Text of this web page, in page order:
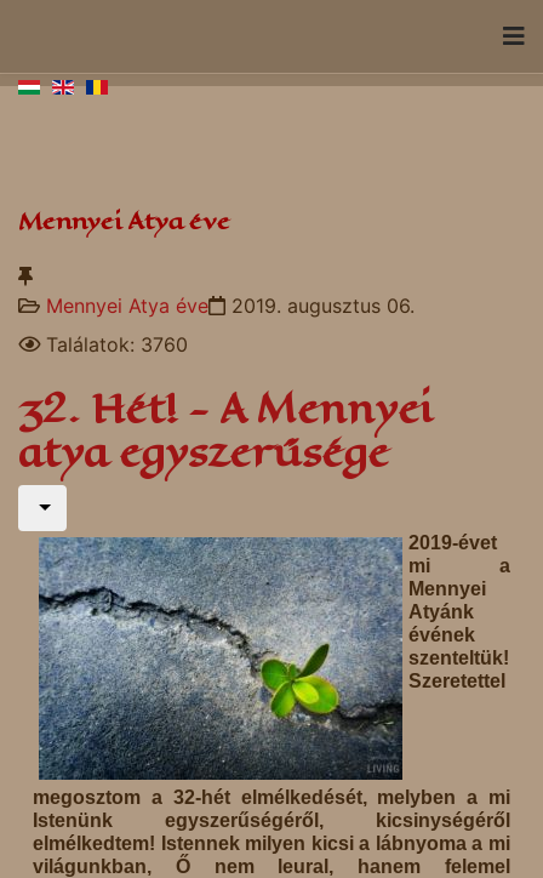
Mennyei Atya éve
Mennyei Atya éve
2019. augusztus 06.
Találatok: 3760
32. Hét! - A Mennyei
atya egyszerűsége
2019-évet
mi a
Mennyei
Atyánk
évének
szenteltük!
Szeretettel
megosztom a 32-hét elmélkedését, melyben a mi
Istenünk egyszerűségéről, kicsinységéről
elmélkedtem! Istennek milyen kicsi a lábnyoma a mi
világunkban, Ő nem leural, hanem felemel